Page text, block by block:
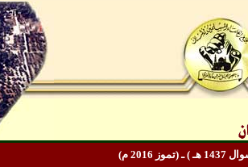
هـ ) ـ (تموز 2016 م)